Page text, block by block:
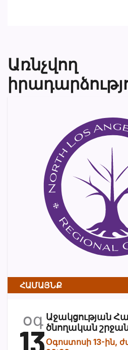
Առնչվող
ՀԱՄԱՅՆՔ
օգ
13
Աջակցության
ծնողական
Օգոստոսի 13-ին,